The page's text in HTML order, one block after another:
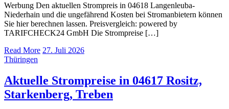
Werbung Den aktuellen Strompreis in 04618 Langenleuba-
Niederhain und die ungefährend Kosten bei Stromanbietern können
Sie hier berechnen lassen. Preisvergleich: powered by
TARIFCHECK24 GmbH Die Strompreise […]
Read More 27. Juli 2026
Thüringen
Aktuelle Strompreise in 04617 Rositz,
Starkenberg, Treben